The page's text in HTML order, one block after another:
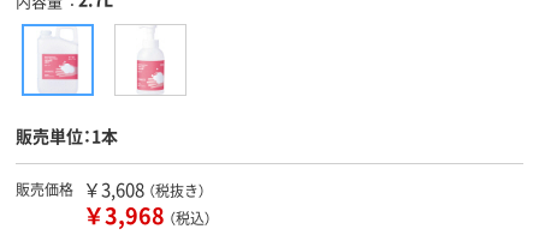
販売単位：1本
販売価格 ￥3,608 （税抜き）
￥3,968 （税込）